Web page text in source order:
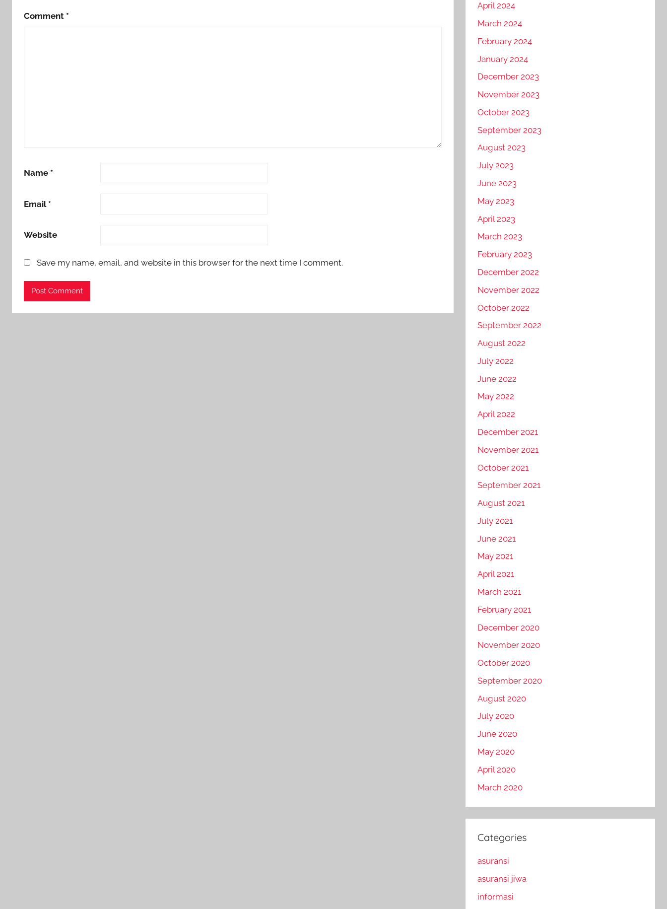
Comment *
Name *
Email *
Website
Save my name, email, and website in this browser for the next time I comment.
April 2024
March 2024
February 2024
January 2024
December 2023
November 2023
October 2023
September 2023
August 2023
July 2023
June 2023
May 2023
April 2023
March 2023
February 2023
December 2022
November 2022
October 2022
September 2022
August 2022
July 2022
June 2022
May 2022
April 2022
December 2021
November 2021
October 2021
September 2021
August 2021
July 2021
June 2021
May 2021
April 2021
March 2021
February 2021
December 2020
November 2020
October 2020
September 2020
August 2020
July 2020
June 2020
May 2020
April 2020
March 2020
Categories
asuransi
asuransi jiwa
informasi